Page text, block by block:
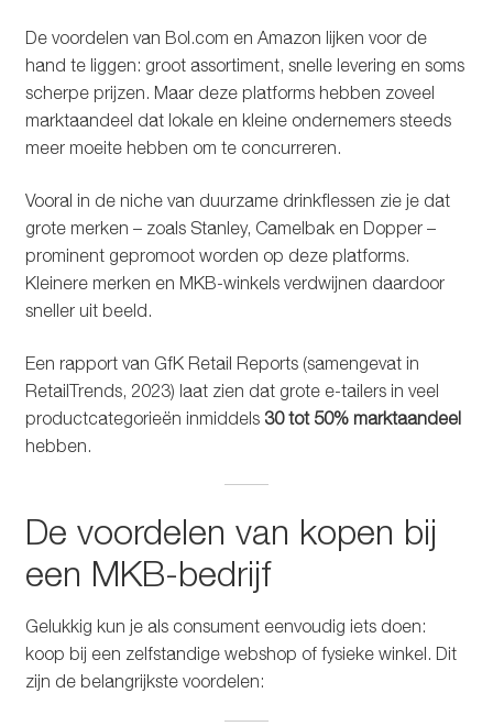
De voordelen van Bol.com en Amazon lijken voor de
hand te liggen: groot assortiment, snelle levering en soms
scherpe prijzen. Maar deze platforms hebben zoveel
marktaandeel dat lokale en kleine ondernemers steeds
meer moeite hebben om te concurreren.
Vooral in de niche van duurzame drinkflessen zie je dat
grote merken – zoals Stanley, Camelbak en Dopper –
prominent gepromoot worden op deze platforms.
Kleinere merken en MKB-winkels verdwijnen daardoor
sneller uit beeld.
Een rapport van GfK Retail Reports (samengevat in
RetailTrends, 2023) laat zien dat grote e-tailers in veel
productcategorieën inmiddels 30 tot 50% marktaandeel
hebben.
De voordelen van kopen bij
een MKB-bedrijf
Gelukkig kun je als consument eenvoudig iets doen:
koop bij een zelfstandige webshop of fysieke winkel. Dit
zijn de belangrijkste voordelen: